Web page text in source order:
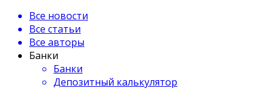
Все новости
Все статьи
Все авторы
Банки
Банки
Депозитный калькулятор